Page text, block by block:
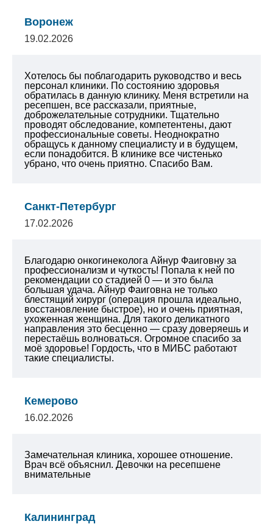
Воронеж
19.02.2026
Хотелось бы поблагодарить руководство и весь
персонал клиники. По состоянию здоровья
обратилась в данную клинику. Меня встретили на
ресепшен, все рассказали, приятные,
доброжелательные сотрудники. Тщательно
проводят обследование, компетентены, дают
профессиональные советы. Неоднократно
обращусь к данному специалисту и в будущем,
если понадобится. В клинике все чистенько
убрано, что очень приятно. Спасибо Вам.
Санкт-Петербург
17.02.2026
Благодарю онкогинеколога Айнур Фаиговну за
профессионализм и чуткость! Попала к ней по
рекомендации со стадией 0 — и это была
большая удача. Айнур Фаиговна не только
блестящий хирург (операция прошла идеально,
восстановление быстрое), но и очень приятная,
ухоженная женщина. Для такого деликатного
направления это бесценно — сразу доверяешь и
перестаёшь волноваться. Огромное спасибо за
моё здоровье! Гордость, что в МИБС работают
такие специалисты.
Кемерово
16.02.2026
Замечательная клиника, хорошее отношение.
Врач всё объяснил. Девочки на ресепшене
внимательные
Калининград